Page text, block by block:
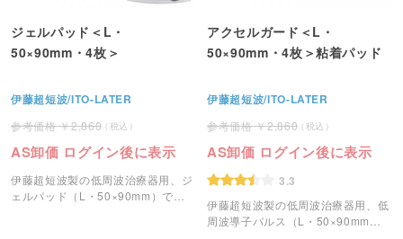
ジェルパッド＜L・
50×90mm・4枚＞
伊藤超短波/ITO-LATER
2,860
AS卸価 ログイン後に表示
伊藤超短波製の低周波治療器用、ジ
ェルパッド（L・50×90mm）で
アクセルガード＜L・
50×90mm・4枚＞粘着パッド
伊藤超短波/ITO-LATER
2,860
AS卸価 ログイン後に表示
3.3
伊藤超短波製の低周波治療器用、低
周波導子パルス（L・50×90mm）